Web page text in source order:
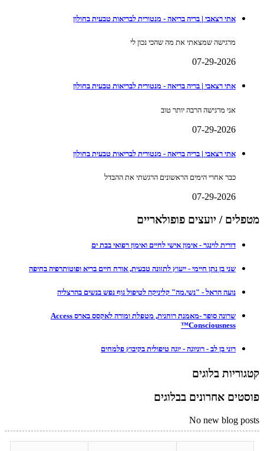
אתי רצאבי | בריה בריאה - מנטורית לבריאות טבעית בחולון
מרגישה שמצאתי את מה שהכי נכון לי
07-29-2026
אתי רצאבי | בריה בריאה - מנטורית לבריאות טבעית בחולון
אני מרגישה הרבה יותר טוב
07-29-2026
אתי רצאבי | בריה בריאה - מנטורית לבריאות טבעית בחולון
כבר אחרי הימים הראשונים הרגשתי את ההבדל
07-29-2026
מטפלים / יועצים פופולאריים
דורית לוינגר - אימון אישי לחיים ואימון רפואי בבת ים
שני בן נתן חיימי - ייעוץ לתזונה טבעית, אורח חיים בריא ופוטותרפיה בחיפה
נועה הראל - "נשי.מה" קליניקה לטיפול גוף נפש בנשים בהרצליה
שרונה סופר -מאמנת רוחנית, מטפלת ומורה לאקסס בארס Access
Consciousness™
רוני בן לב - רוניוגה - יוגה טיפולית בקיבוץ פלמחים
קטגוריות בלוגים
פוסטים אחרונים בבלוגים
No new blog posts